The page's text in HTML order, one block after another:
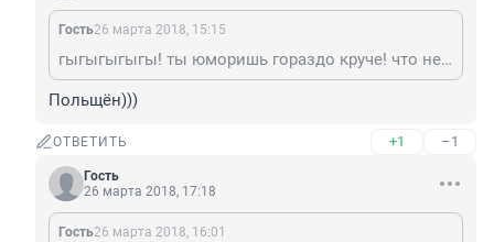
Гость26 марта 2018, 15:15
гыгыгыгыгы! ты юморишь гораздо круче! что не коммент -то ржака! давай на гастроли!
Польщён)))
ОТВЕТИТЬ +1 –1
Гость
26 марта 2018, 17:18
Гость26 марта 2018, 16:01